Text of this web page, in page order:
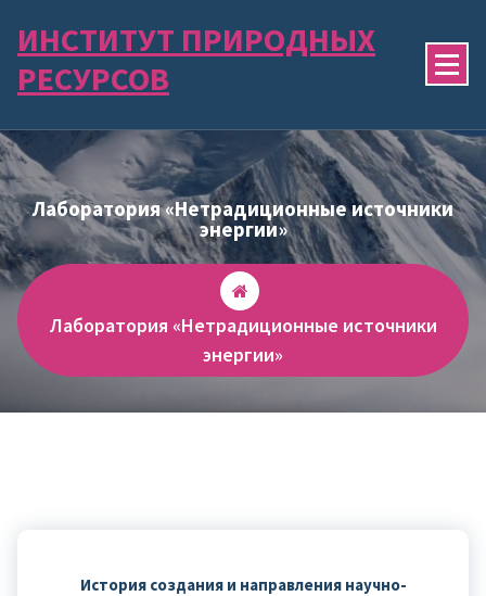
содержимому
ИНСТИТУТ ПРИРОДНЫХ
РЕСУРСОВ
Лаборатория «Нетрадиционные источники
энергии»
Лаборатория «Нетрадиционные источники
энергии»
История создания и направления научно-